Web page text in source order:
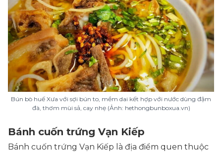
Bún bò huế Xưa với sợi bún to, mềm dai kết hợp với nước dùng đậm
đà, thơm mùi sả, cay nhẹ (Ảnh: hethongbunboxua.vn)
Bánh cuốn trứng Vạn Kiếp
Bánh cuốn trứng Vạn Kiếp là địa điểm quen thuộc